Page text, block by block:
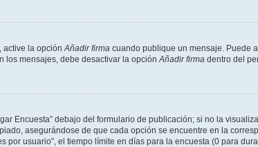
active la opción Añadir firma cuando publique un mensaje. Puede
los mensajes, debe desactivar la opción Añadir firma dentro del
Encuesta” debajo del formulario de publicación; si no la
asegurándose de que cada opción se encuentre en la
usuario”, el tiempo límite en días para la encuesta (0 para